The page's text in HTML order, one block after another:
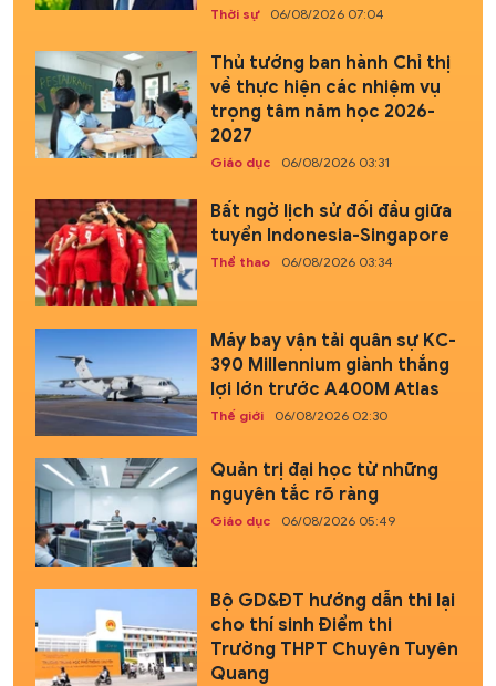
Thời sự 06/08/2026 07:04
Thủ tướng ban hành Chỉ thị
về thực hiện các nhiệm vụ
trọng tâm năm học 2026-
2027
Giáo dục 06/08/2026 03:31
Bất ngờ lịch sử đối đầu giữa
tuyển Indonesia-Singapore
Thể thao 06/08/2026 03:34
Máy bay vận tải quân sự KC-
390 Millennium giành thắng
lợi lớn trước A400M Atlas
Thế giới 06/08/2026 02:30
Quản trị đại học từ những
nguyên tắc rõ ràng
Giáo dục 06/08/2026 05:49
Bộ GD&ĐT hướng dẫn thi lại
cho thí sinh Điểm thi
Trường THPT Chuyên Tuyên
Quang